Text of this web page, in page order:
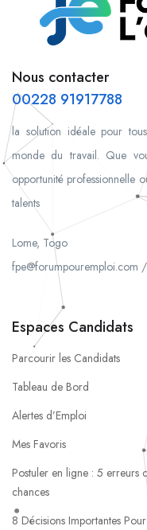
Nous contacter
00228 91917788
la solution idéale pour
monde du travail. Que
opportunité professionnelle
talents
Lome, Togo
Espaces Candidats
Parcourir les Candidats
Tableau de Bord
Alertes d’Emploi
Mes Favoris
Postuler en ligne : 5 erreurs
chances
8 Décisions Importantes